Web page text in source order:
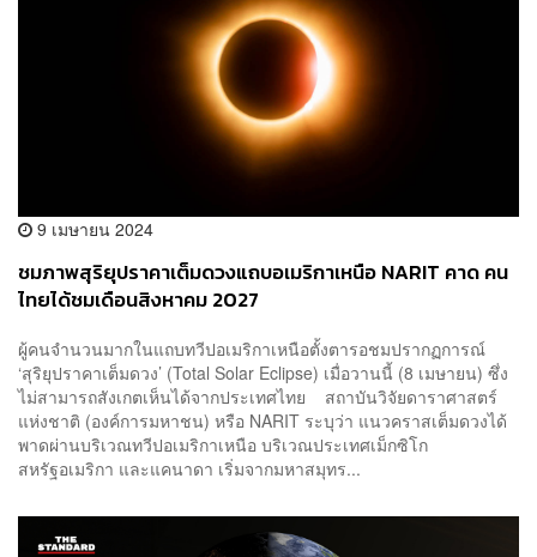
9 เมษายน 2024
ชมภาพสุริยุปราคาเต็มดวงแถบอเมริกาเหนือ NARIT คาด คน
ไทยได้ชมเดือนสิงหาคม 2027
ผู้คนจำนวนมากในแถบทวีปอเมริกาเหนือตั้งตารอชมปรากฏการณ์
‘สุริยุปราคาเต็มดวง’ (Total Solar Eclipse) เมื่อวานนี้ (8 เมษายน) ซึ่ง
ไม่สามารถสังเกตเห็นได้จากประเทศไทย สถาบันวิจัยดาราศาสตร์
แห่งชาติ (องค์การมหาชน) หรือ NARIT ระบุว่า แนวคราสเต็มดวงได้
พาดผ่านบริเวณทวีปอเมริกาเหนือ บริเวณประเทศเม็กซิโก
สหรัฐอเมริกา และแคนาดา เริ่มจากมหาสมุทร...